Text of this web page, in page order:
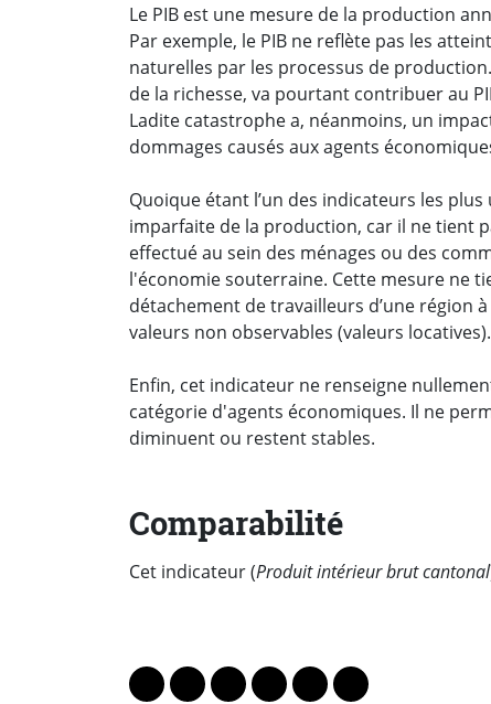
Le PIB est une mesure de la production
Par exemple, le PIB ne reflète pas les
naturelles par les processus de
de la richesse, va pourtant contribuer au
Ladite catastrophe a, néanmoins, un
dommages causés aux agents
Quoique étant l’un des indicateurs les
imparfaite de la production, car il ne tient
effectué au sein des ménages ou des
l'économie souterraine. Cette mesure ne
détachement de travailleurs d’une région
valeurs non observables (valeurs locatives).
Enfin, cet indicateur ne renseigne
catégorie d'agents économiques. Il ne
diminuent ou restent stables.
Comparabilité
Cet indicateur (Produit intérieur brut cantonal
Lien vers le profil Mastodon
Lien vers le profil Bluesky
Lien vers le profil Instagram
Lien vers le profil Linkedin
Lien vers le profil
Lien vers le profil